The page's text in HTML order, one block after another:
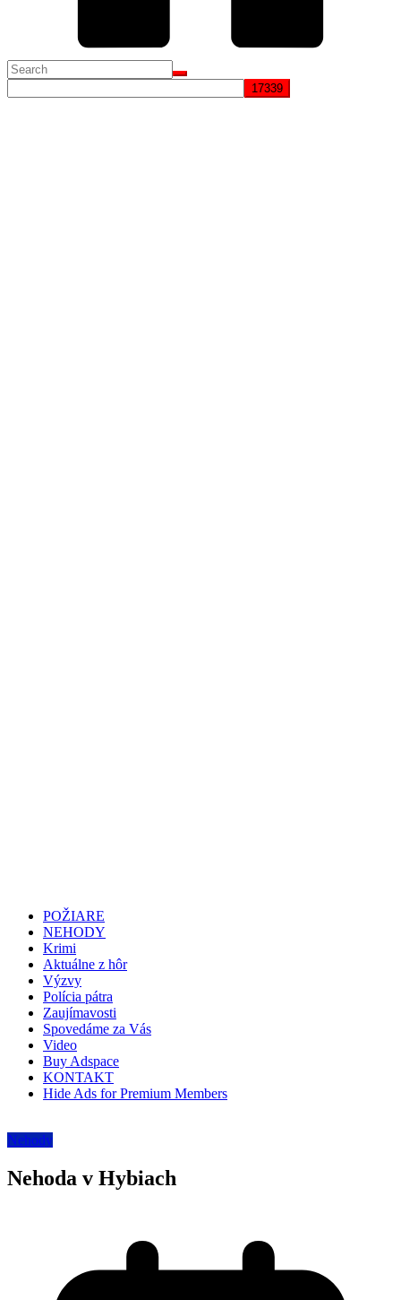
POŽIARE
NEHODY
Krimi
Aktuálne z hôr
Výzvy
Polícia pátra
Zaujímavosti
Spovedáme za Vás
Video
Buy Adspace
KONTAKT
Hide Ads for Premium Members
Nehody
Nehoda v Hybiach